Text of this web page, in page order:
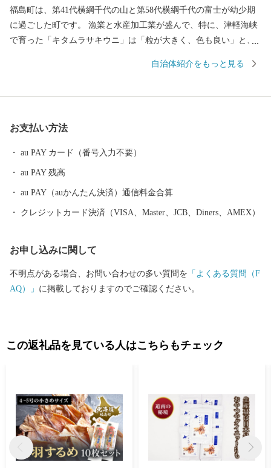
福島町は、第41代横綱千代の山と第58代横綱千代の富士が幼少期
に過ごした町です。 漁業と水産加工業が盛んで、特に、津軽海峡
で育った「キタムラサキウニ」は「粒が大きく、色も良い」と、
「するめ」をはじめとした水産加工品が豊富です。 2019年6月1日
景と透き通った海、航路に現れる奇岩や段崖、幻想的な「青の洞
交付事業など、子育て支援に力を入れております。 食べ物の美味
しさと大自然の迫力、子育て支援制度の豊富さが横綱級の福島町
へ、ぜひ一度足をお運びください。
自治体紹介をもっと見る
お支払い方法
au PAY カード（番号入力不要）
au PAY 残高
au PAY（auかんたん決済）通信料金合算
クレジットカード決済（VISA、Master、JCB、Diners、AMEX）
お申し込みに関して
不明点がある場合、お問い合わせの多い質問を 「よくある質問（F
AQ）」 に掲載しておりますのでご確認ください。
この返礼品を見ている人はこちらもチェック